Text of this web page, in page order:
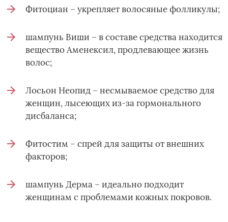
Фитоциан – укрепляет волосяные фолликулы;
шампунь Виши – в составе средства находится
вещество Аменексил, продлевающее жизнь
волос;
Лосьон Неопид – несмываемое средство для
женщин, лысеющих из-за гормонального
дисбаланса;
Фитостим – спрей для защиты от внешних
факторов;
шампунь Дерма – идеально подходит
женщинам с проблемами кожных покровов.